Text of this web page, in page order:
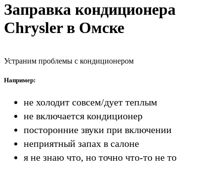
Заправка кондиционера
Chrysler в Омске
Устраним проблемы с кондиционером
Например:
не холодит совсем/дует теплым
не включается кондиционер
посторонние звуки при включении
неприятный запах в салоне
я не знаю что, но точно что-то не то